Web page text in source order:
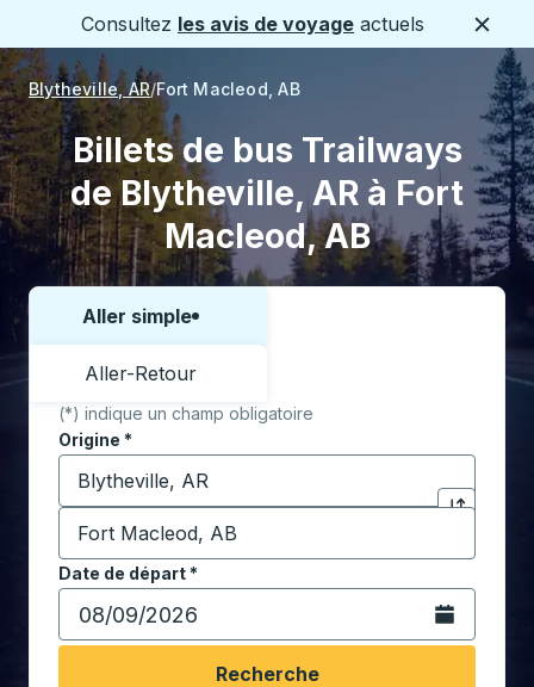
Consultez les avis de voyage actuels
Blytheville, AR Fort Macleod, AB
Billets de bus Trailways
de Blytheville, AR à Fort
Macleod, AB
Choisissez un sens ou un aller-retour:
Aller simple
Aller-Retour
(*) indique un champ obligatoire
Origine *
Commencez à saisir la ville d'origine pour ouvrir
Cliquez
Destination *
Commencez à saisir la ville de destination pour
Date de départ*
Tapez la date au format date Barre oblique du mois à
Ouvrez le
Recherche